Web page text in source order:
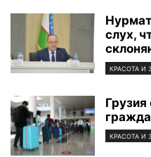
слух,
КРАСОТА И
КРАСОТА И